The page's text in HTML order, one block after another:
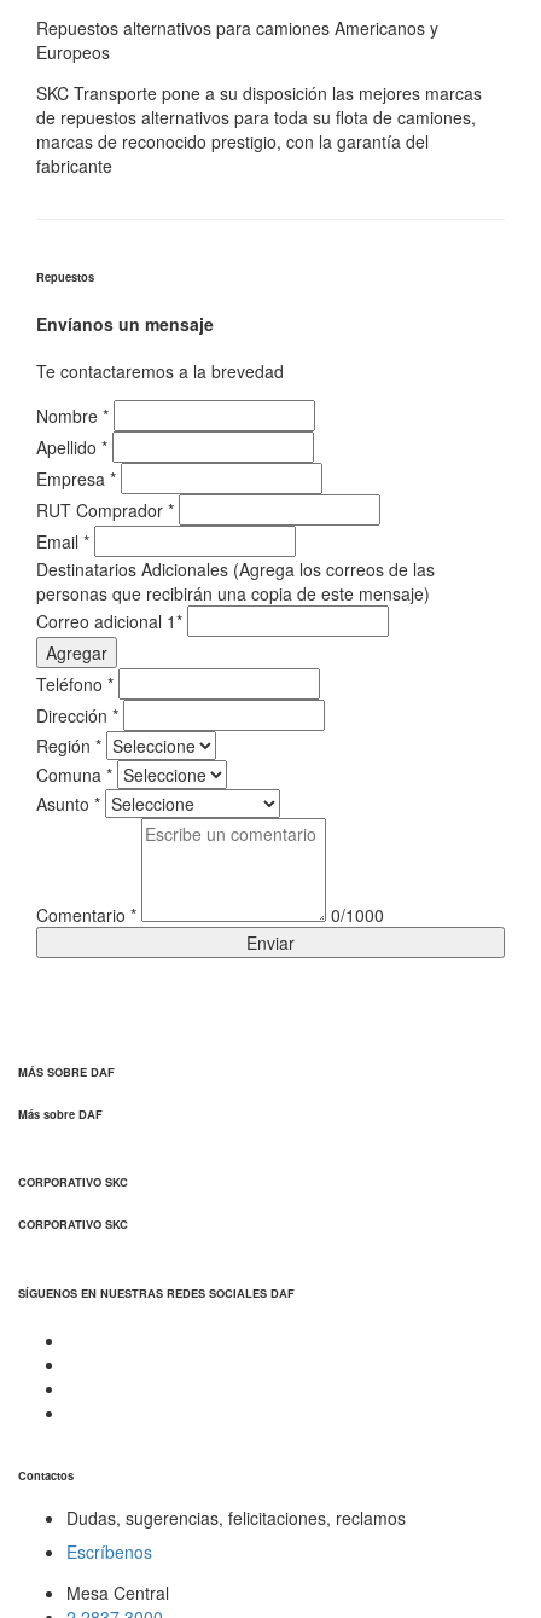
Repuestos alternativos para camiones Americanos y
Europeos
SKC Transporte pone a su disposición las mejores marcas
de repuestos alternativos para toda su flota de camiones,
marcas de reconocido prestigio, con la garantía del
fabricante
Repuestos
Envíanos un mensaje
Te contactaremos a la brevedad
Nombre *
Apellido *
Empresa *
RUT Comprador *
Email *
Destinatarios Adicionales (Agrega los correos de las
personas que recibirán una copia de este mensaje)
Correo adicional 1*
Agregar
Teléfono *
Dirección *
Región *
Comuna *
Asunto *
Comentario *
0/1000
Enviar
MÁS SOBRE DAF
Más sobre DAF
CORPORATIVO SKC
CORPORATIVO SKC
SÍGUENOS EN NUESTRAS REDES SOCIALES DAF
Contactos
Dudas, sugerencias, felicitaciones, reclamos
Escríbenos
Mesa Central